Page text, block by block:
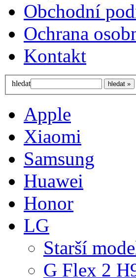
Obchodní
Ochrana
Kontakt
hledat
Apple
Xiaomi
Samsung
Huawei
Honor
LG
Starší
G Flex 2